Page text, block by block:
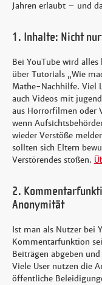
Jahren erlaubt – und
1. Inhalte: Nicht
Bei YouTube wird
über Tutorials „Wie
Mathe-Nachhilfe. Viel
auch Videos mit
aus Horrorfilmen oder
wenn
wieder Verstöße
sollten sich Eltern
Verstörendes stoßen.
2.
Anonymität
Ist man als Nutzer bei
Kommentarfunktion
Beiträgen abgeben
Viele User nutzen die
öffentliche